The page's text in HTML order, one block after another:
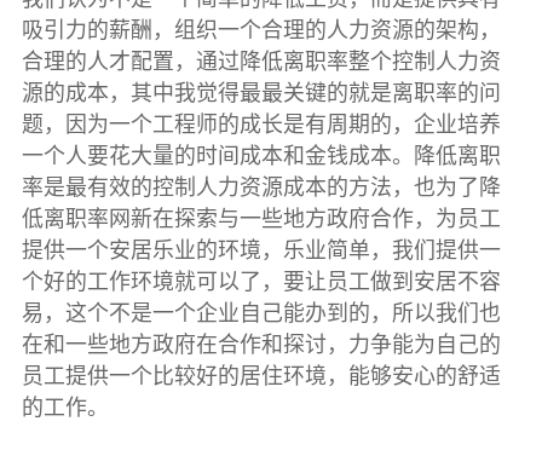
吸引力的薪酬，组织一个合理的人力资源的架构，
合理的人才配置，通过降低离职率整个控制人力资
源的成本，其中我觉得最最关键的就是离职率的问
题，因为一个工程师的成长是有周期的，企业培养
一个人要花大量的时间成本和金钱成本。降低离职
率是最有效的控制人力资源成本的方法，也为了降
低离职率网新在探索与一些地方政府合作，为员工
提供一个安居乐业的环境，乐业简单，我们提供一
个好的工作环境就可以了，要让员工做到安居不容
易，这个不是一个企业自己能办到的，所以我们也
在和一些地方政府在合作和探讨，力争能为自己的
员工提供一个比较好的居住环境，能够安心的舒适
的工作。